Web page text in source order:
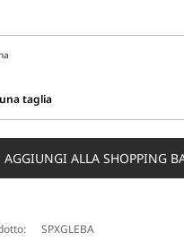
taglia
AGGIUNGI ALLA SHOPPING
SPXGLEBA